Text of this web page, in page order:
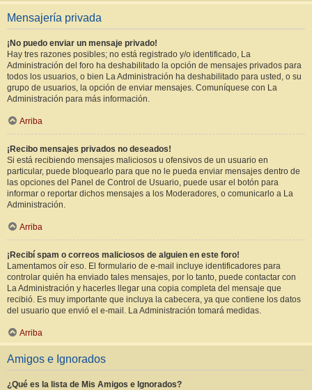
Mensajería privada
¡No puedo enviar un mensaje privado!
Hay tres razones posibles; no está registrado y/o identificado, La
Administración del foro ha deshabilitado la opción de mensajes privados para
todos los usuarios, o bien La Administración ha deshabilitado para usted, o su
grupo de usuarios, la opción de enviar mensajes. Comuníquese con La
Administración para más información.
Arriba
¡Recibo mensajes privados no deseados!
Si está recibiendo mensajes maliciosos u ofensivos de un usuario en
particular, puede bloquearlo para que no le pueda enviar mensajes dentro de
las opciones del Panel de Control de Usuario, puede usar el botón para
informar o reportar dichos mensajes a los Moderadores, o comunicarlo a La
Administración.
Arriba
¡Recibí spam o correos maliciosos de alguien en este foro!
Lamentamos oír eso. El formulario de e-mail incluye identificadores para
controlar quién ha enviado tales mensajes, por lo tanto, puede contactar con
La Administración y hacerles llegar una copia completa del mensaje que
recibió. Es muy importante que incluya la cabecera, ya que contiene los datos
del usuario que envió el e-mail. La Administración tomará medidas.
Arriba
Amigos e Ignorados
¿Qué es la lista de Mis Amigos e Ignorados?